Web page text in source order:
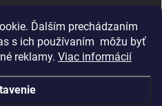
Ďalším prechádzaním
s ich používaním môžu byť
reklamy. Viac informácií
Lux Parfém Skupina na FB
Lux Parfumok - Hungary